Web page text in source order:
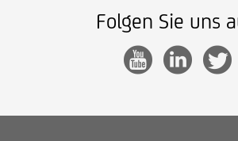
Folgen Sie uns